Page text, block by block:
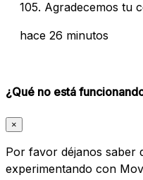
105. Agradecemos tu
hace 26 minutos
¿Qué no está
×
Por favor déjanos saber
experimentando con